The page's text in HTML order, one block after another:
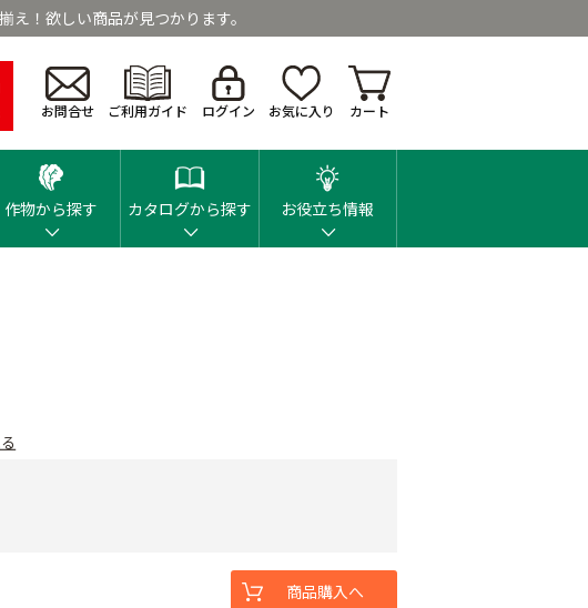
！欲しい商品が見つかります。
お問合せ ご利用ガイド ログイン お気に入り カート
作物から探す カタログから探す お役立ち情報
商品購入へ